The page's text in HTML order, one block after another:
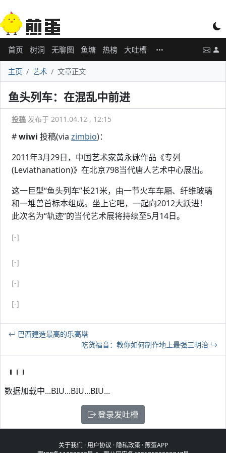
首页 树洞 无聊图 鱼塘 热榜 大吐槽
主页 艺术 文章正文
鱼头列车：在混乱中前进
投稿 发布于 2011.04.12 , 12:15
#wiwi 投稿(via zimbio)：
2011年3月29日，中国艺术家黄永砯作品《专列
(Leviathanation)》在北京798当代唐人艺术中心展出。
这一巨型“鱼头列车”长21米，由一节火车车厢、纤维玻璃
和一堆兽首标本组成。坐上它吧，一起向2012大跃进！
此次名为“轨迹”的当代艺术展将持续至5月14日。
[-]
[-]
[-]
[-]
巴西建造最高的乐高塔
吃货福音：教你如何制作地上最强三明治
数据加载中...BIU...BIU...BIU...
登录发吐槽
关于我们 ·用户协议 · 隐私政策·煎蛋APP